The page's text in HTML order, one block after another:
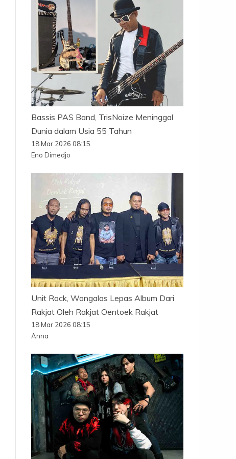
Bassis PAS Band, TrisNoize Meninggal
Dunia dalam Usia 55 Tahun
18 Mar 2026 08:15
Eno Dimedjo
Unit Rock, Wongalas Lepas Album Dari
Rakjat Oleh Rakjat Oentoek Rakjat
18 Mar 2026 08:15
Anna